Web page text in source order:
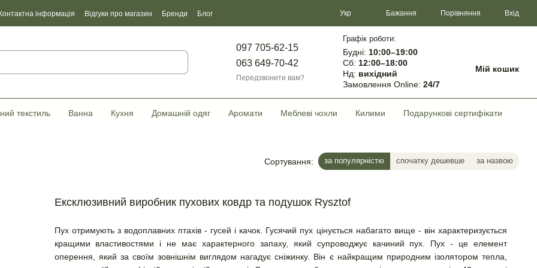
Контактна інформація Відгуки про магазин Бренди
Блог
Укр Бажання Порівняння Вхід
097 705-62-15
063 649-70-42
Передзвонити вам?
Графік роботи:
Будні: 10:00–19:00
Сб: 12:00–18:00
Нд: вихідний
Замовлення Online: 24/7
Мій кошик
текстиль Ванна Кухня Домашній одяг Аромати Меблеві чохли Килими Подарункові сертифікати
Сортування: за популярністю спочатку дешевше за назвою
Ексклюзивний виробник пухових ковдр та подушок Rysztof
Пух отримують з водоплавних птахів - гусей і качок. Гусячий пух цінується набагато вище - він характеризується
кращими властивостями і не має характерного запаху, який супроводжує качиний пух. Пух - це елемент
оперення, який за своїм зовнішнім виглядом нагадує сніжинку. Він є найкращим природним ізолятором тепла,